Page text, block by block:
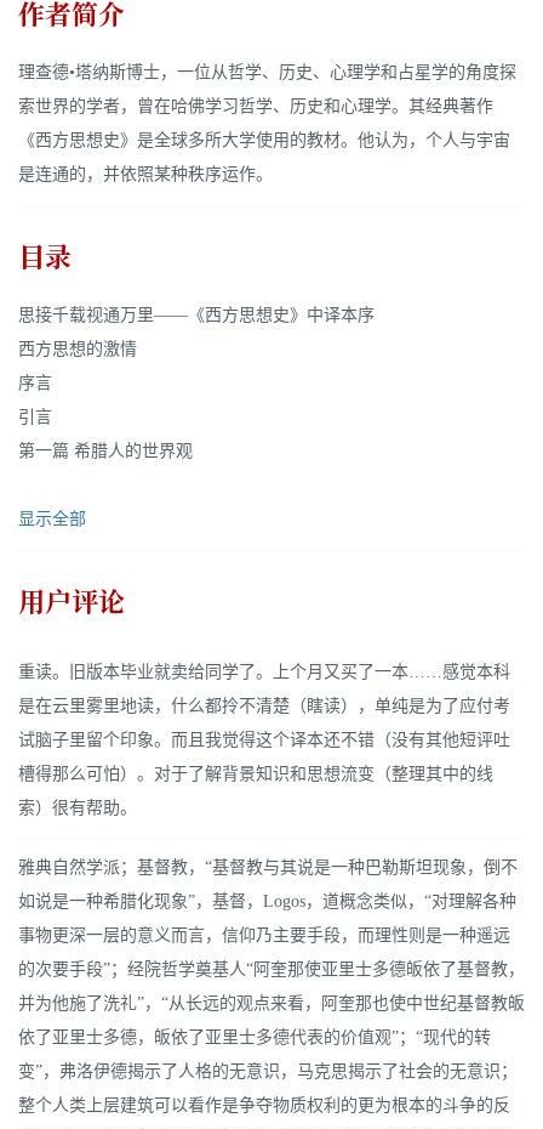
作者简介
理查德•塔纳斯博士，一位从哲学、历史、心理学和占星学的角度探
索世界的学者，曾在哈佛学习哲学、历史和心理学。其经典著作
《西方思想史》是全球多所大学使用的教材。他认为，个人与宇宙
是连通的，并依照某种秩序运作。
目录
思接千载视通万里——《西方思想史》中译本序
西方思想的激情
序言
引言
第一篇 希腊人的世界观
显示全部
用户评论
重读。旧版本毕业就卖给同学了。上个月又买了一本……感觉本科
是在云里雾里地读，什么都拎不清楚（瞎读），单纯是为了应付考
试脑子里留个印象。而且我觉得这个译本还不错（没有其他短评吐
槽得那么可怕）。对于了解背景知识和思想流变（整理其中的线
索）很有帮助。
雅典自然学派；基督教，“基督教与其说是一种巴勒斯坦现象，倒不
如说是一种希腊化现象”，基督，Logos，道概念类似，“对理解各种
事物更深一层的意义而言，信仰乃主要手段，而理性则是一种遥远
的次要手段”；经院哲学奠基人“阿奎那使亚里士多德皈依了基督教，
并为他施了洗礼”，“从长远的观点来看，阿奎那也使中世纪基督教皈
依了亚里士多德，皈依了亚里士多德代表的价值观”；“现代的转
变”，弗洛伊德揭示了人格的无意识，马克思揭示了社会的无意识；
整个人类上层建筑可以看作是争夺物质权利的更为根本的斗争的反